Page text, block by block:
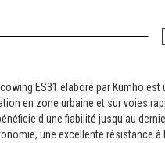
ES31 élaboré par Kumho
en zone urbaine et sur voies
d'une fiabilité jusqu'au
une excellente résistance